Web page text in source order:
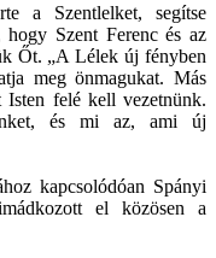
a Szentlelket, segítse
hogy Szent Ferenc és az
Őt. „A Lélek új fényben
meg önmagukat. Más
Isten felé kell vezetnünk.
és mi az, ami új
kapcsolódóan Spányi
el közösen a